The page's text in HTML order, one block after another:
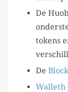
De
tokens
De
Walleth